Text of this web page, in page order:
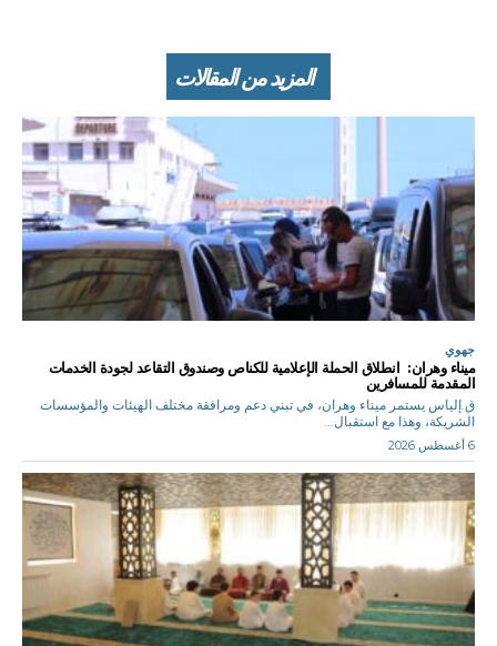
المزيد من المقالات
جهوي
ميناء وهران: انطلاق الحملة الإعلامية للكناص وصندوق التقاعد لجودة الخدمات
المقدمة للمسافرين
ق.إلياس يستمر ميناء وهران، في تبني دعم ومرافقة مختلف الهيئات والمؤسسات
الشريكة، وهذا مع استقبال...
6 أغسطس 2026